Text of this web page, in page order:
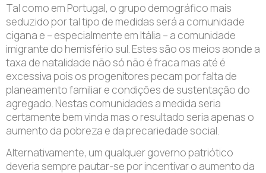
Tal como em Portugal, o grupo demográfico mais
seduzido por tal tipo de medidas será a comunidade
cigana e – especialmente em Itália – a comunidade
imigrante do hemisfério sul. Estes são os meios aonde a
taxa de natalidade não só não é fraca mas até é
excessiva pois os progenitores pecam por falta de
planeamento familiar e condições de sustentação do
agregado. Nestas comunidades a medida seria
certamente bem vinda mas o resultado seria apenas o
aumento da pobreza e da precariedade social.
Alternativamente, um qualquer governo patriótico
deveria sempre pautar-se por incentivar o aumento da